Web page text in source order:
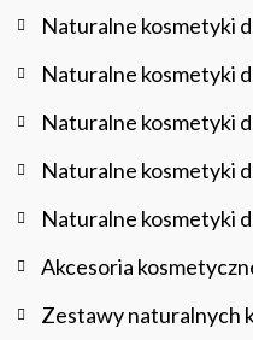
Naturalne kosmetyki
Naturalne kosmetyki
Naturalne kosmetyki
Naturalne kosmetyki
Naturalne kosmetyki
Akcesoria
Zestawy naturalnych